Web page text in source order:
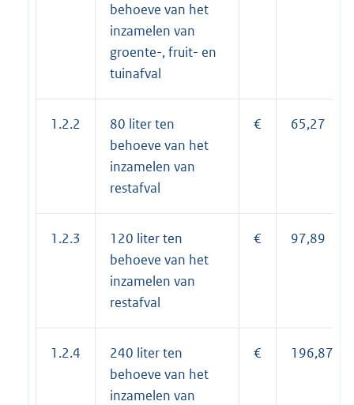
behoeve van het
inzamelen van
groente-, fruit- en
tuinafval
1.2.2
80 liter ten
behoeve van het
inzamelen van
restafval
€ 65,27
1.2.3
120 liter ten
behoeve van het
inzamelen van
restafval
€ 97,89
1.2.4
240 liter ten
behoeve van het
inzamelen van
€ 196,87